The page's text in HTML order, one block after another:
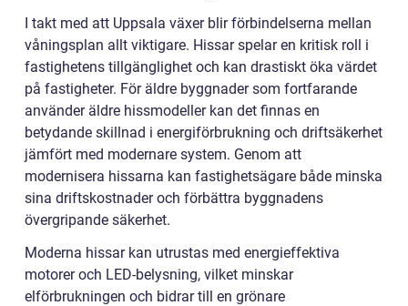
I takt med att Uppsala växer blir förbindelserna mellan
våningsplan allt viktigare. Hissar spelar en kritisk roll i
fastighetens tillgänglighet och kan drastiskt öka värdet
på fastigheter. För äldre byggnader som fortfarande
använder äldre hissmodeller kan det finnas en
betydande skillnad i energiförbrukning och driftsäkerhet
jämfört med modernare system. Genom att
modernisera hissarna kan fastighetsägare både minska
sina driftskostnader och förbättra byggnadens
övergripande säkerhet.
Moderna hissar kan utrustas med energieffektiva
motorer och LED-belysning, vilket minskar
elförbrukningen och bidrar till en grönare